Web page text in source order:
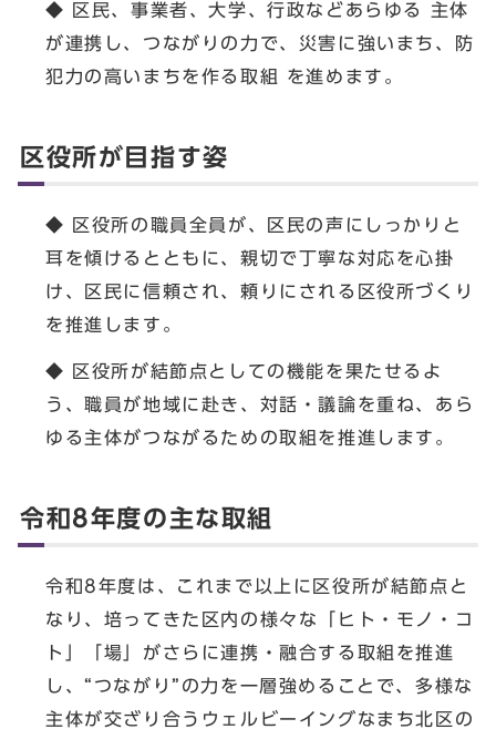
◆ 区民、事業者、大学、行政などあらゆる 主体
が連携し、つながりの力で、災害に強いまち、防
犯力の高いまちを作る取組 を進めます。
区役所が目指す姿
◆ 区役所の職員全員が、区民の声にしっかりと
耳を傾けるとともに、親切で丁寧な対応を心掛
け、区民に信頼され、頼りにされる区役所づくり
を推進します。
◆ 区役所が結節点としての機能を果たせるよ
う、職員が地域に赴き、対話・議論を重ね、あら
ゆる主体がつながるための取組を推進します。
令和8年度の主な取組
令和8年度は、これまで以上に区役所が結節点と
なり、培ってきた区内の様々な「ヒト・モノ・コ
ト」「場」がさらに連携・融合する取組を推進
し、“つながり”の力を一層強めることで、多様な
主体が交ざり合うウェルビーイングなまち北区の